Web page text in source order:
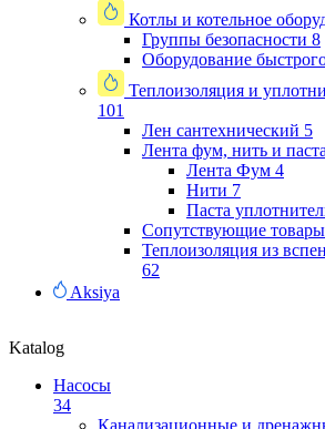
Котлы и котельное
Группы безопасности 8
Оборудование
Теплоизоляция и
101
Лен сантехнический 5
Лента фум, нить и
Лента Фум 4
Нити 7
Паста
Сопутствующие
Теплоизоляция из
62
Aksiya
Katalog
Насосы
34